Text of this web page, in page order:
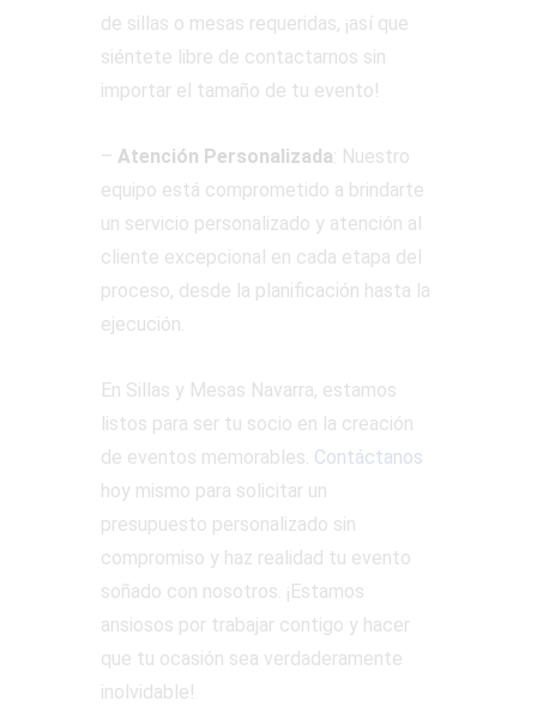
de sillas o mesas requeridas, ¡así que
siéntete libre de contactarnos sin
importar el tamaño de tu evento!
– Atención Personalizada: Nuestro
equipo está comprometido a brindarte
un servicio personalizado y atención al
cliente excepcional en cada etapa del
proceso, desde la planificación hasta la
ejecución.
En Sillas y Mesas Navarra, estamos
listos para ser tu socio en la creación
de eventos memorables. Contáctanos
hoy mismo para solicitar un
presupuesto personalizado sin
compromiso y haz realidad tu evento
soñado con nosotros. ¡Estamos
ansiosos por trabajar contigo y hacer
que tu ocasión sea verdaderamente
inolvidable!